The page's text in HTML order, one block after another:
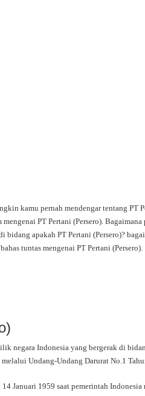
kamu pernah mendengar tentang PT
PT Pertani (Persero). Bagaimana
bidang apakah PT Pertani (Persero)?
tuntas mengenai PT Pertani (Persero).
negara Indonesia yang bergerak di
Undang-Undang Darurat No.1
Januari 1959 saat pemerintah